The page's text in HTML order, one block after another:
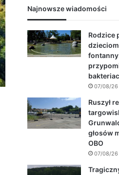
Najnowsze wiadomości
Rodzice
07/08/26
Ruszył
głosów
OBO
07/08/26